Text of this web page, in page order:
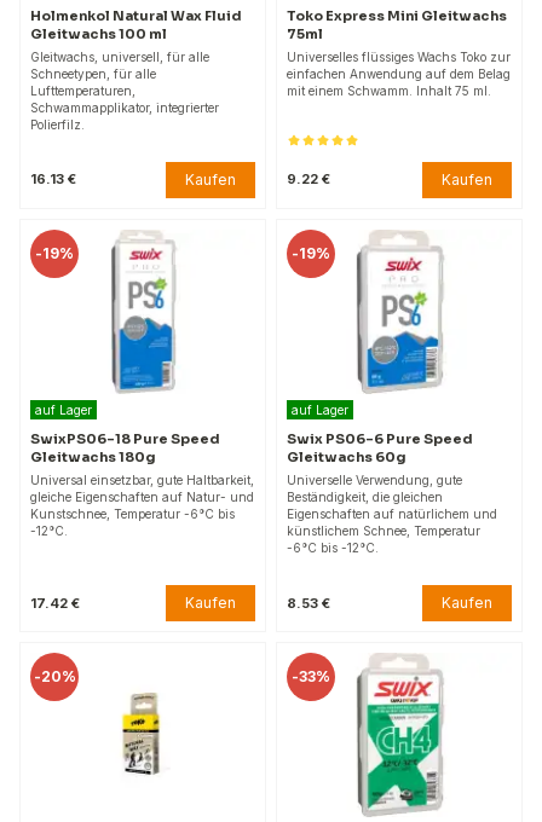
Holmenkol Natural Wax Fluid
Gleitwachs 100 ml
Gleitwachs, universell, für alle
Schneetypen, für alle
Lufttemperaturen,
Schwammapplikator, integrierter
Polierfilz.
16.13 € Kaufen
Toko Express Mini Gleitwachs
75ml
Universelles flüssiges Wachs Toko zur
einfachen Anwendung auf dem Belag
mit einem Schwamm. Inhalt 75 ml.
9.22 € Kaufen
-19%
auf Lager
SwixPS06-18 Pure Speed
Gleitwachs 180g
Universal einsetzbar, gute Haltbarkeit,
gleiche Eigenschaften auf Natur- und
Kunstschnee, Temperatur -6°C bis
-12°C.
17.42 € Kaufen
-19%
auf Lager
Swix PS06-6 Pure Speed
Gleitwachs 60g
Universelle Verwendung, gute
Beständigkeit, die gleichen
Eigenschaften auf natürlichem und
künstlichem Schnee, Temperatur
-6°C bis -12°C.
8.53 € Kaufen
-20% -33%